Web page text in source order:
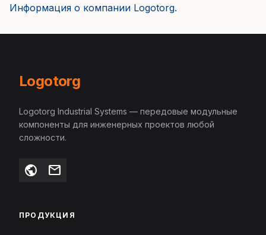
Информация о компании Logotorg.
Logotorg
Logotorg Industrial Systems — передовые модульные
компоненты для инженерных проектов любой
сложности.
public mail
ПРОДУКЦИЯ